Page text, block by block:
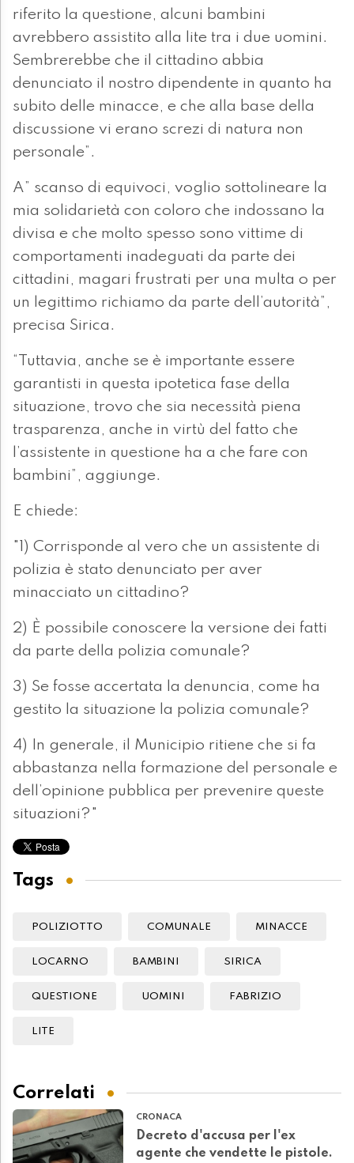
riferito la questione, alcuni bambini
avrebbero assistito alla lite tra i due uomini.
Sembrerebbe che il cittadino abbia
denunciato il nostro dipendente in quanto ha
subito delle minacce, e che alla base della
discussione vi erano screzi di natura non
personale”.
A” scanso di equivoci, voglio sottolineare la
mia solidarietà con coloro che indossano la
divisa e che molto spesso sono vittime di
comportamenti inadeguati da parte dei
cittadini, magari frustrati per una multa o per
un legittimo richiamo da parte dell’autorità”,
precisa Sirica.
“Tuttavia, anche se è importante essere
garantisti in questa ipotetica fase della
situazione, trovo che sia necessità piena
trasparenza, anche in virtù del fatto che
l’assistente in questione ha a che fare con
bambini”, aggiunge.
E chiede:
"1) Corrisponde al vero che un assistente di
polizia è stato denunciato per aver
minacciato un cittadino?
2) È possibile conoscere la versione dei fatti
da parte della polizia comunale?
3) Se fosse accertata la denuncia, come ha
gestito la situazione la polizia comunale?
4) In generale, il Municipio ritiene che si fa
abbastanza nella formazione del personale e
dell’opinione pubblica per prevenire queste
situazioni?"
Tags
POLIZIOTTO COMUNALE MINACCE
LOCARNO BAMBINI SIRICA
QUESTIONE UOMINI FABRIZIO
LITE
Correlati
CRONACA
Decreto d'accusa per l'ex
agente che vendette le pistole.